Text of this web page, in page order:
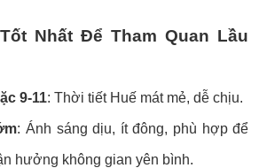
Nhất Để Tham Quan Lầu
9-11: Thời tiết Huế mát mẻ, dễ chịu.
: Ánh sáng dịu, ít đông, phù hợp để
hưởng không gian yên bình.